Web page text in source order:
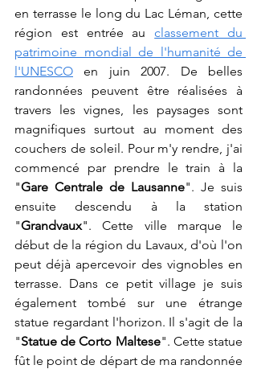
en terrasse le long du Lac Léman, cette
région est entrée au classement du
patrimoine mondial de l'humanité de
l'UNESCO en juin 2007. De belles
randonnées peuvent être réalisées à
travers les vignes, les paysages sont
magnifiques surtout au moment des
couchers de soleil. Pour m'y rendre, j'ai
commencé par prendre le train à la
"Gare Centrale de Lausanne". Je suis
ensuite descendu à la station
"Grandvaux". Cette ville marque le
début de la région du Lavaux, d'où l'on
peut déjà apercevoir des vignobles en
terrasse. Dans ce petit village je suis
également tombé sur une étrange
statue regardant l'horizon. Il s'agit de la
"Statue de Corto Maltese". Cette statue
fût le point de départ de ma randonnée